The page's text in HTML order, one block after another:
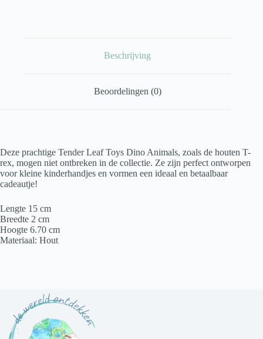
Beschrijving
Beoordelingen (0)
Deze prachtige Tender Leaf Toys Dino Animals, zoals de houten T-
rex, mogen niet ontbreken in de collectie. Ze zijn perfect ontworpen
voor kleine kinderhandjes en vormen een ideaal en betaalbaar
cadeautje!
Lengte 15 cm
Breedte 2 cm
Hoogte 6.70 cm
Materiaal: Hout